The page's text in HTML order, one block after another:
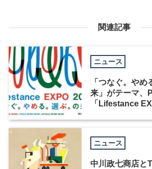
関連記事
ニュース
「つなぐ。や
来」がテーマ、
「Lifestance
ニュース
中川政七商店と